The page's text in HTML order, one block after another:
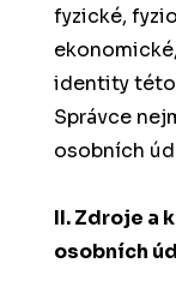
fyzické,
identity této
Správce
osobních
II. Zdroje a
osobních